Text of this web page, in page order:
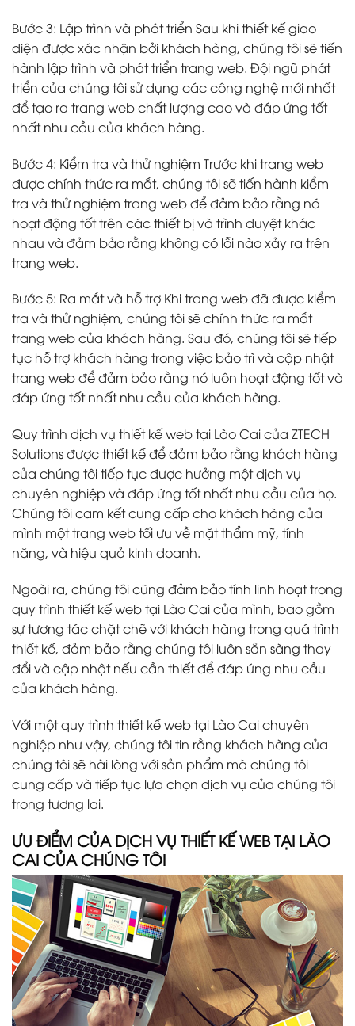
Bước 3: Lập trình và phát triển Sau khi thiết kế giao
diện được xác nhận bởi khách hàng, chúng tôi sẽ tiến
hành lập trình và phát triển trang web. Đội ngũ phát
triển của chúng tôi sử dụng các công nghệ mới nhất
để tạo ra trang web chất lượng cao và đáp ứng tốt
nhất nhu cầu của khách hàng.
Bước 4: Kiểm tra và thử nghiệm Trước khi trang web
được chính thức ra mắt, chúng tôi sẽ tiến hành kiểm
tra và thử nghiệm trang web để đảm bảo rằng nó
hoạt động tốt trên các thiết bị và trình duyệt khác
nhau và đảm bảo rằng không có lỗi nào xảy ra trên
trang web.
Bước 5: Ra mắt và hỗ trợ Khi trang web đã được kiểm
tra và thử nghiệm, chúng tôi sẽ chính thức ra mắt
trang web của khách hàng. Sau đó, chúng tôi sẽ tiếp
tục hỗ trợ khách hàng trong việc bảo trì và cập nhật
trang web để đảm bảo rằng nó luôn hoạt động tốt và
đáp ứng tốt nhất nhu cầu của khách hàng.
Quy trình dịch vụ thiết kế web tại Lào Cai của ZTECH
Solutions được thiết kế để đảm bảo rằng khách hàng
của chúng tôi tiếp tục được hưởng một dịch vụ
chuyên nghiệp và đáp ứng tốt nhất nhu cầu của họ.
Chúng tôi cam kết cung cấp cho khách hàng của
mình một trang web tối ưu về mặt thẩm mỹ, tính
năng, và hiệu quả kinh doanh.
Ngoài ra, chúng tôi cũng đảm bảo tính linh hoạt trong
quy trình thiết kế web tại Lào Cai của mình, bao gồm
sự tương tác chặt chẽ với khách hàng trong quá trình
thiết kế, đảm bảo rằng chúng tôi luôn sẵn sàng thay
đổi và cập nhật nếu cần thiết để đáp ứng nhu cầu
của khách hàng.
Với một quy trình thiết kế web tại Lào Cai chuyên
nghiệp như vậy, chúng tôi tin rằng khách hàng của
chúng tôi sẽ hài lòng với sản phẩm mà chúng tôi
cung cấp và tiếp tục lựa chọn dịch vụ của chúng tôi
trong tương lai.
ƯU ĐIỂM CỦA DỊCH VỤ THIẾT KẾ WEB TẠI LÀO
CAI CỦA CHÚNG TÔI